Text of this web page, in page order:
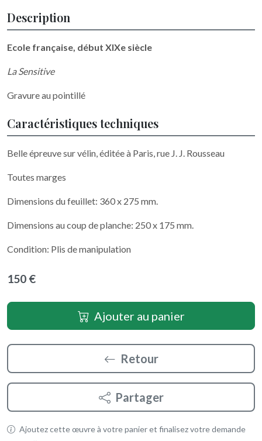
Description
Ecole française, début XIXe siècle
La Sensitive
Gravure au pointillé
Caractéristiques techniques
Belle épreuve sur vélin, éditée à Paris, rue J. J. Rousseau
Toutes marges
Dimensions du feuillet: 360 x 275 mm.
Dimensions au coup de planche: 250 x 175 mm.
Condition: Plis de manipulation
150 €
Ajouter au panier
Retour
Partager
Ajoutez cette œuvre à votre panier et finalisez votre demande